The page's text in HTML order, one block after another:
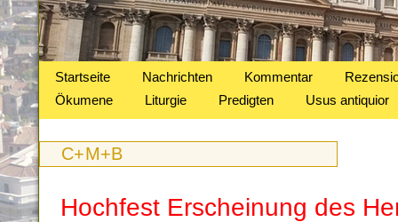
Startseite Nachrichten Kommentar
Ökumene
Liturgie Predigten Usus antiquior
C+M+B
Hochfest Erscheinung des